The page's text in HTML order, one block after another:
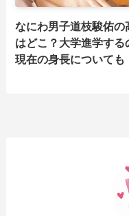
なにわ男子道枝駿佑の
はどこ？大学進学する
現在の身長についても